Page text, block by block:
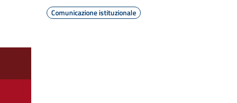
Comunicazione istituzionale